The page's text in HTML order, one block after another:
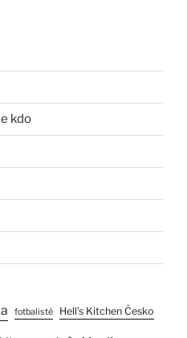
kdo
fotbalisté Hell’s Kitchen Česko